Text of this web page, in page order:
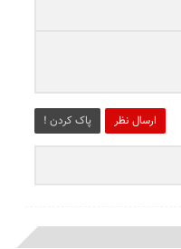
ارسال نظر پاک کردن !